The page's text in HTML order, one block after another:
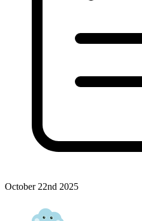
October 22nd 2025